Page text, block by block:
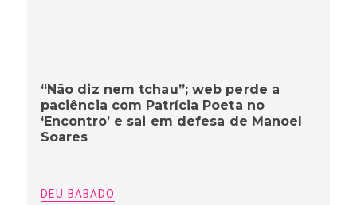
“Não diz nem tchau”; web perde a
paciência com Patrícia Poeta no
‘Encontro’ e sai em defesa de Manoel
Soares
DEU BABADO